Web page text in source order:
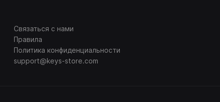
Связаться с нами
Правила
Политика конфиденциальности
support@keys-store.com